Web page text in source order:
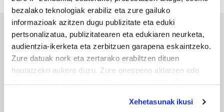
bezalako teknologiak erabiliz eta zure gailuko
informazioak azitzen dugu publizitate eta eduki
pertsonalizatua, publizitatearen eta edukiaren neurketa,
audientzia-ikerketa eta zerbitzuen garapena eskaintzeko.
Zure datuak nork eta zertarako erabiltzen dituen
hautatzeko aukera duzu. Zure onespena aldatzen edo
Xehetasunak ikusi
ERREPORTAJEAK